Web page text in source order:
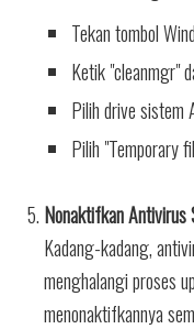
Tekan tombol
Ketik "cleanmgr"
Pilih drive sistem
Pilih "Temporary
Nonaktifkan Antivirus
Kadang-kadang,
menghalangi proses
menonaktifkannya